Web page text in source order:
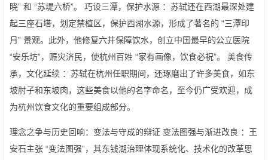
晓” 和 “苏堤六桥”。 巧设三潭，保护水源 ：苏轼还在西湖最深处建
起三座石塔，划定禁植区，保护西湖水源，形成了著名的 “三潭印
月” 景观。此外，他修复六井保障饮水，创立中国最早的公立医院
“安乐坊”，赈灾济民，使杭州百姓 “家有画像，饮食必祝”。 美食传
承，文化延续 ：苏轼在杭州任职期间，还琢磨出了许多美食，如东
坡肘子和东坡肉，这些美食以他的名字命名，至今仍广受欢迎，成
为杭州饮食文化的重要组成部分。
理念之争与历史回响：变法与守成的辩证 变法图强与渐进改良 ：王
安石主张 “变法图强”，其东钱湖治理体现系统化、技术化的改革思